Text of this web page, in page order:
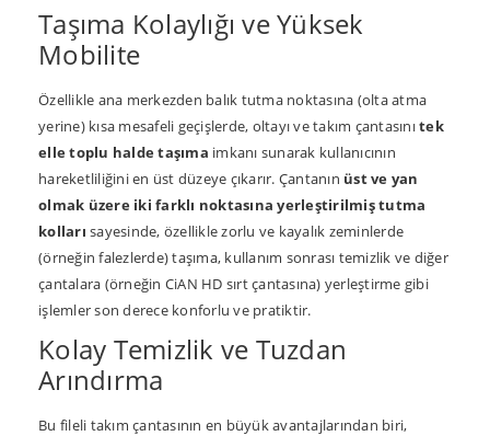
Taşıma Kolaylığı ve Yüksek
Mobilite
Özellikle ana merkezden balık tutma noktasına (olta atma
yerine) kısa mesafeli geçişlerde, oltayı ve takım çantasınıtek
elle toplu halde taşıma imkanı sunarak kullanıcının
hareketliliğini en üst düzeye çıkarır. Çantanın üst ve yan
olmak üzere iki farklı noktasına yerleştirilmiş tutma
kolları sayesinde, özellikle zorlu ve kayalık zeminlerde
(örneğin falezlerde) taşıma, kullanım sonrası temizlik ve diğer
çantalara (örneğin CiAN HD sırt çantasına) yerleştirme gibi
işlemler son derece konforlu ve pratiktir.
Kolay Temizlik ve Tuzdan
Arındırma
Bu fileli takım çantasının en büyük avantajlarından biri,